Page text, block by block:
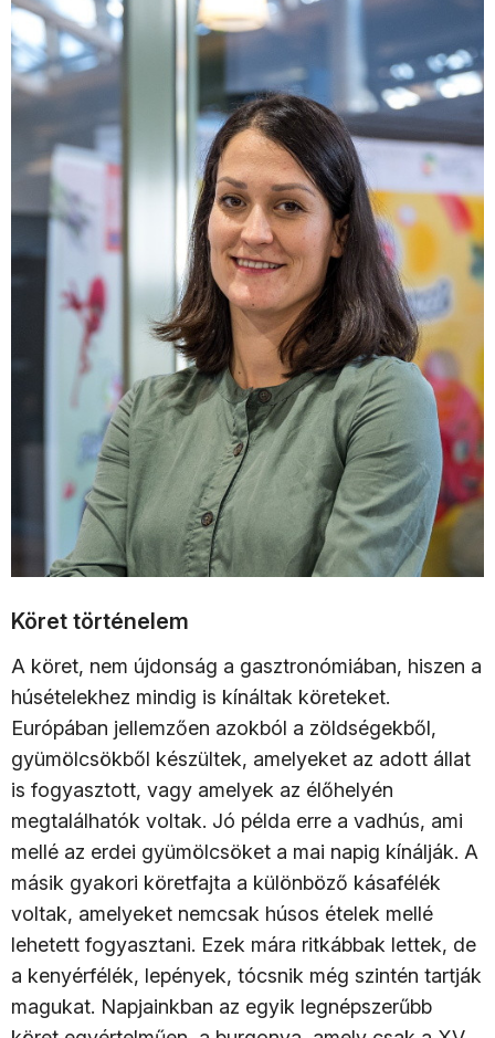
Köret történelem
A köret, nem újdonság a gasztronómiában, hiszen a
húsételekhez mindig is kínáltak köreteket.
Európában jellemzően azokból a zöldségekből,
gyümölcsökből készültek, amelyeket az adott állat
is fogyasztott, vagy amelyek az élőhelyén
megtalálhatók voltak. Jó példa erre a vadhús, ami
mellé az erdei gyümölcsöket a mai napig kínálják. A
másik gyakori köretfajta a különböző kásafélék
voltak, amelyeket nemcsak húsos ételek mellé
lehetett fogyasztani. Ezek mára ritkábbak lettek, de
a kenyérfélék, lepények, tócsnik még szintén tartják
magukat. Napjainkban az egyik legnépszerűbb